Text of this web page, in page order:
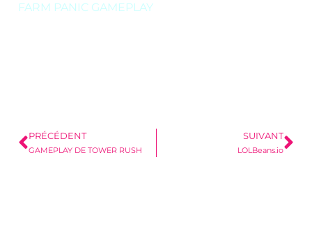
FARM PANIC GAMEPLAY
PRÉCÉDENT
GAMEPLAY DE TOWER RUSH
SUIVANT
LOLBeans.io